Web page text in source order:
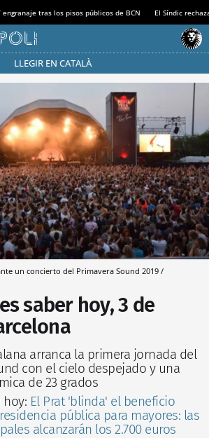
engranaje tras los pisos públicos de BCN El Síndic
LLEGIR EN CATALÀ
al MODO AHORRO
un concierto del Primavera Sound 2019 /
saber hoy, 3 de
arranca la primera jornada del
con el cielo despejado y una
de 23 grados
hoy: El Prat 'blinda' el beneficio
pública para mayores: las
alcanzarán los 2.700 euros